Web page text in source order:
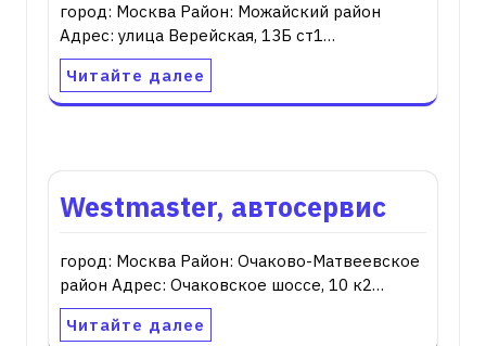
город: Москва Район: Можайский район
Адрес: улица Верейская, 13Б ст1…
Читайте далее
Westmaster, автосервис
город: Москва Район: Очаково-Матвеевское
район Адрес: Очаковское шоссе, 10 к2…
Читайте далее